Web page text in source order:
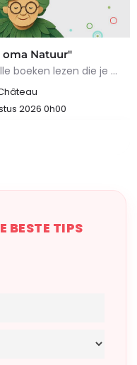
Natuur"
Je kunt er niet omheen: je kunt alle boeken lezen die je wilt, maar niets overtreft de tips en trucs van Oma…
2026 0h00
BESTE TIPS